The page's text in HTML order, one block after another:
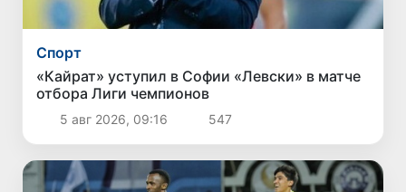
Спорт
«Кайрат» уступил в Софии «Левски» в матче
отбора Лиги чемпионов
5 авг 2026, 09:16 547